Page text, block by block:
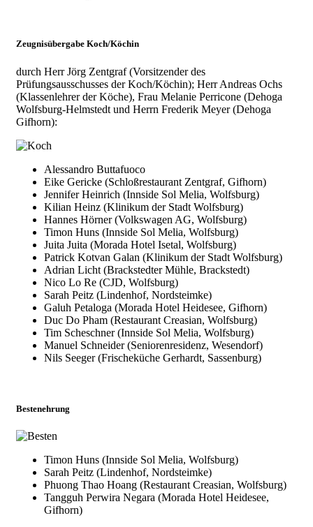
Zeugnisübergabe Koch/Köchin
durch Herr Jörg Zentgraf (Vorsitzender des
Prüfungsausschusses der Koch/Köchin); Herr Andreas Ochs
(Klassenlehrer der Köche), Frau Melanie Perricone (Dehoga
Wolfsburg-Helmstedt und Herrn Frederik Meyer (Dehoga
Gifhorn):
Alessandro Buttafuoco
Eike Gericke (Schloßrestaurant Zentgraf, Gifhorn)
Jennifer Heinrich (Innside Sol Melia, Wolfsburg)
Kilian Heinz (Klinikum der Stadt Wolfsburg)
Hannes Hörner (Volkswagen AG, Wolfsburg)
Timon Huns (Innside Sol Melia, Wolfsburg)
Juita Juita (Morada Hotel Isetal, Wolfsburg)
Patrick Kotvan Galan (Klinikum der Stadt Wolfsburg)
Adrian Licht (Brackstedter Mühle, Brackstedt)
Nico Lo Re (CJD, Wolfsburg)
Sarah Peitz (Lindenhof, Nordsteimke)
Galuh Petaloga (Morada Hotel Heidesee, Gifhorn)
Duc Do Pham (Restaurant Creasian, Wolfsburg)
Tim Scheschner (Innside Sol Melia, Wolfsburg)
Manuel Schneider (Seniorenresidenz, Wesendorf)
Nils Seeger (Frischeküche Gerhardt, Sassenburg)
Bestenehrung
Timon Huns (Innside Sol Melia, Wolfsburg)
Sarah Peitz (Lindenhof, Nordsteimke)
Phuong Thao Hoang (Restaurant Creasian, Wolfsburg)
Tangguh Perwira Negara (Morada Hotel Heidesee,
Gifhorn)